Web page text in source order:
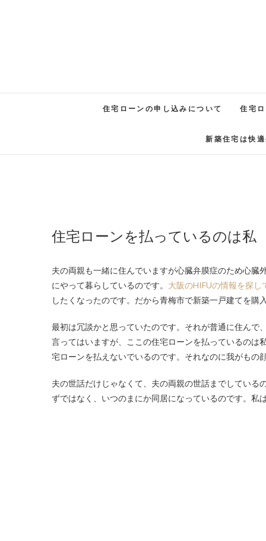
住宅ローンの申し込みについて 住宅
新築住宅は快
住宅ローンを払っているのは私
夫の両親も一緒に住んでいますが心臓弁膜症のため心
にやって暮らしているのです。 大阪のHIFUの情報を探し
したくなったのです。だから青梅市で新築一戸建てを
最初は冗談かと思っていたのです。それが普通に住ん
言ってはいますが、ここの住宅ローンを払っているの
宅ローンを払えないでいるのです。それなのに我がもの
夫の世話だけじゃなくて、夫の両親の世話までしてい
ずではなく、いつのまにか同居になっているのです。